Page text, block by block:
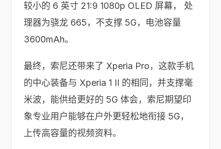
较小的 6 英寸 21:9 1080p OLED 屏幕， 处
理器为骁龙 665，不支撑 5G，电池容量
3600mAh。
最终，索尼还带来了 Xperia Pro，这款手机
的中心装备与 Xperia 1 II 的相同，并支撑毫
米波，能供给更好的 5G 体会，索尼期望印
象专业用户能够在户外更轻松地衔接 5G，
上传高容量的视频资料。